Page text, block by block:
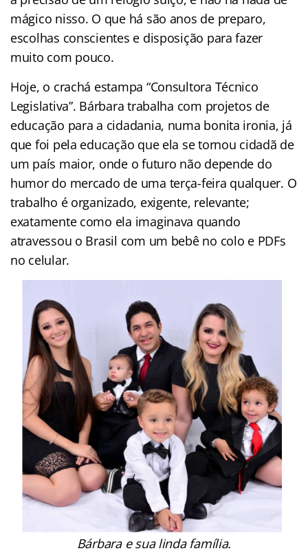
mágico nisso. O que há são anos de preparo,
escolhas conscientes e disposição para fazer
muito com pouco.
Hoje, o crachá estampa “Consultora Técnico
Legislativa”. Bárbara trabalha com projetos de
educação para a cidadania, numa bonita ironia, já
que foi pela educação que ela se tornou cidadã de
um país maior, onde o futuro não depende do
humor do mercado de uma terça-feira qualquer. O
trabalho é organizado, exigente, relevante;
exatamente como ela imaginava quando
atravessou o Brasil com um bebê no colo e PDFs
no celular.
Bárbara e sua linda família.